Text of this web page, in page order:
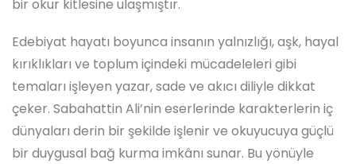
bir okur kitlesine ulaşmıştır.
Edebiyat hayatı boyunca insanın yalnızlığı, aşk, hayal
kırıklıkları ve toplum içindeki mücadeleleri gibi
temaları işleyen yazar, sade ve akıcı diliyle dikkat
çeker. Sabahattin Ali’nin eserlerinde karakterlerin iç
dünyaları derin bir şekilde işlenir ve okuyucuya güçlü
bir duygusal bağ kurma imkânı sunar. Bu yönüyle